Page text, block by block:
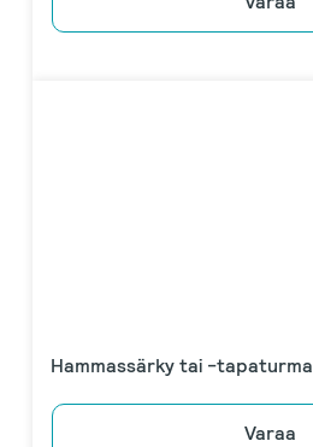
Hammassärky tai -tapaturma
Varaa